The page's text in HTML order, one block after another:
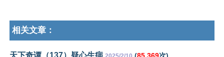
相关文章：
天下奇谭（137）疑心生病 (85,369次)